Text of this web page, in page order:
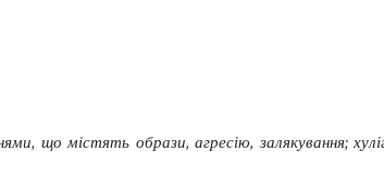
що містять образи, агресію, залякування;